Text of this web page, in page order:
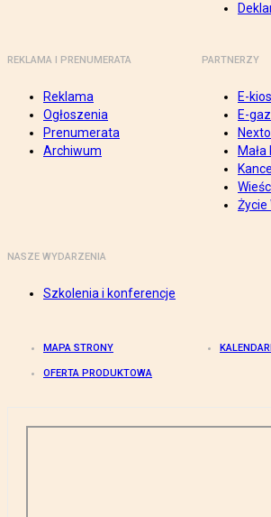
REKLAMA I PRENUMERATA
Reklama
Ogłoszenia
Prenumerata
Archiwum
PARTNERZY
E-
E-
Życie
NASZE WYDARZENIA
Szkolenia i konferencje
MAPA STRONY
OFERTA PRODUKTOWA